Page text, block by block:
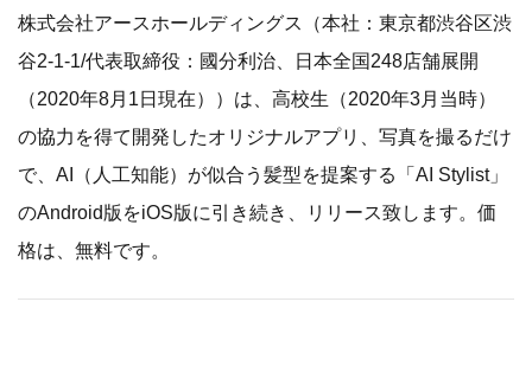
株式会社アースホールディングス（本社：東京都渋谷区渋
谷2-1-1/代表取締役：國分利治、日本全国248店舗展開
（2020年8月1日現在））は、高校生（2020年3月当時）
の協力を得て開発したオリジナルアプリ、写真を撮るだけ
で、AI（人工知能）が似合う髪型を提案する「AI Stylist」
のAndroid版をiOS版に引き続き、リリース致します。価
格は、無料です。